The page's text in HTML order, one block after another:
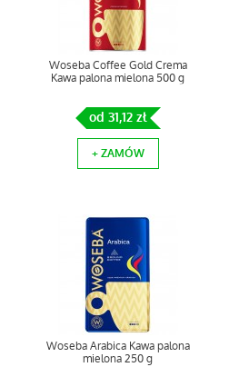
Woseba Coffee Gold Crema
Kawa palona mielona 500 g
od 31,12 zł
+ ZAMÓW
Woseba Arabica Kawa palona
mielona 250 g